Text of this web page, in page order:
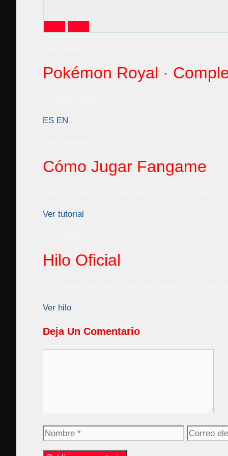
Pokémon Royal ·
ES EN
Cómo Jugar Fangame
Ver tutorial
Hilo Oficial
Ver hilo
Deja Un Comentario
Nombre
Correo
electrónico